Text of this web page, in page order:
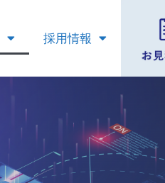
採用情報